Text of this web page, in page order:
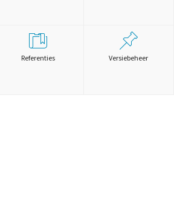
Referenties Versiebeheer